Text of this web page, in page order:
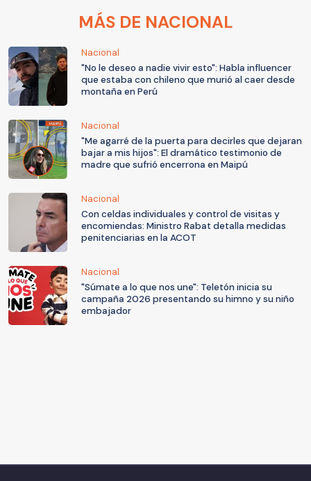
MÁS DE NACIONAL
Nacional
"No le deseo a nadie vivir esto": Habla influencer
que estaba con chileno que murió al caer desde
montaña en Perú
Nacional
"Me agarré de la puerta para decirles que dejaran
bajar a mis hijos": El dramático testimonio de
madre que sufrió encerrona en Maipú
Nacional
Con celdas individuales y control de visitas y
encomiendas: Ministro Rabat detalla medidas
penitenciarias en la ACOT
Nacional
"Súmate a lo que nos une": Teletón inicia su
campaña 2026 presentando su himno y su niño
embajador